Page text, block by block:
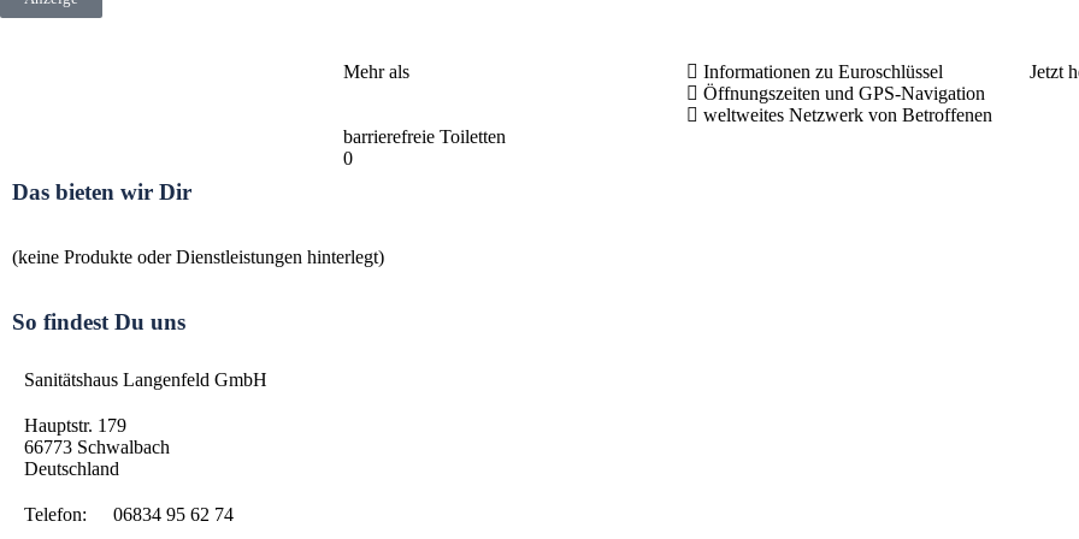
Mehr als
barrierefreie Toiletten
0
Informationen zu Euroschlüssel
Öffnungszeiten und GPS-Navigation
weltweites Netzwerk von Betroffenen
Jetzt
Das bieten wir Dir
(keine Produkte oder Dienstleistungen hinterlegt)
So findest Du uns
Sanitätshaus Langenfeld GmbH
Hauptstr. 179
66773 Schwalbach
Deutschland
Telefon: 06834 95 62 74